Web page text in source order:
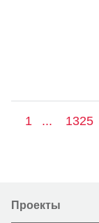
1 ... 1325
Проекты